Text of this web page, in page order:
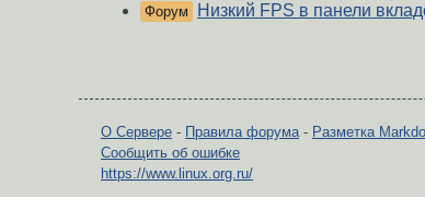
Форум Низкий FPS в панели
О Сервере - Правила форума- Разметка
Сообщить об ошибке
https://www.linux.org.ru/